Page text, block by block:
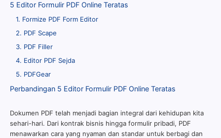
5 Editor Formulir PDF Online Teratas
1. Formize PDF Form Editor
2. PDF Scape
3. PDF Filler
4. Editor PDF Sejda
5. PDFGear
Perbandingan 5 Editor Formulir PDF Online Teratas
Dokumen PDF telah menjadi bagian integral dari kehidupan kita
sehari-hari. Dari kontrak bisnis hingga formulir pribadi, PDF
menawarkan cara yang nyaman dan standar untuk berbagi dan